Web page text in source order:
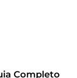
Completo